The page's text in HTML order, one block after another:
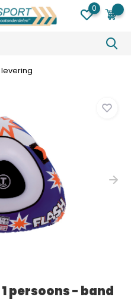
0
persoons - band